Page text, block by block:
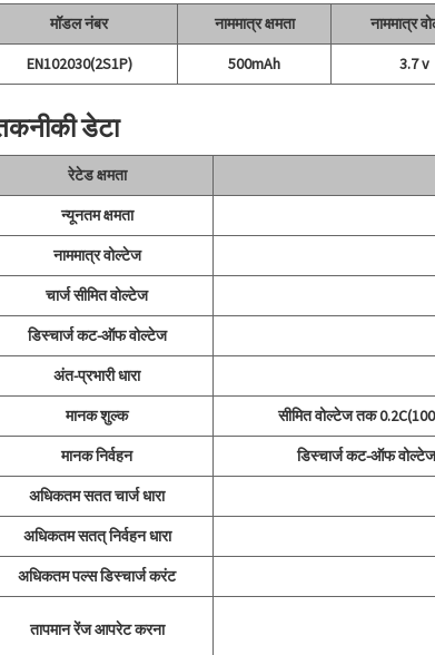
मॉडल नंबर नाममात्र क्षमता नाममात्र
EN102030(2S1P)
500mAh 3.7 v
डेटा
रेटेड क्षमता
न्यूनतम क्षमता
नाममात्र वोल्टेज
चार्ज सीमित वोल्टेज
डिस्चार्ज कट-ऑफ वोल्टेज
अंत-प्रभारी धारा
मानक शुल्क
सीमित वोल्टेज तक
मानक निर्वहन
डिस्चार्ज कट-ऑफ वोल्टेज
अधिकतम सतत चार्ज धारा
अधिकतम सतत् निर्वहन धारा
अधिकतम पल्स डिस्चार्ज करंट
तापमान रेंज आपरेट करना